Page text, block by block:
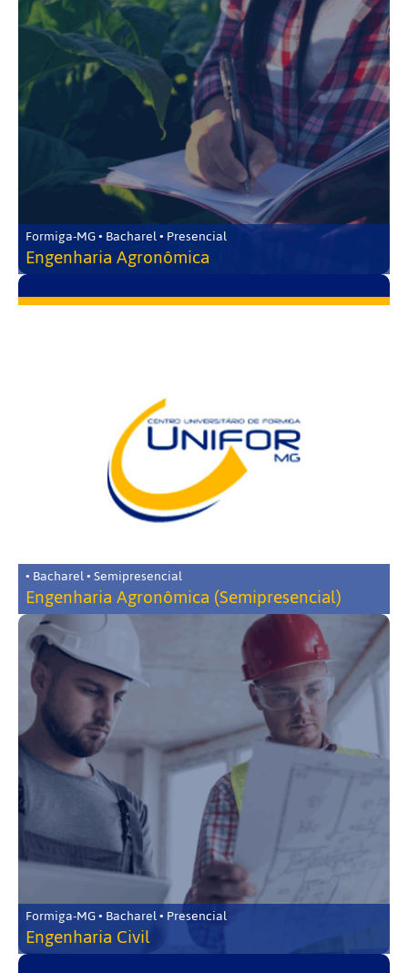
Formiga-MG • Bacharel • Presencial
Engenharia Agronômica
• Bacharel • Semipresencial
Engenharia Agronômica (Semipresencial)
Formiga-MG • Bacharel • Presencial
Engenharia Civil